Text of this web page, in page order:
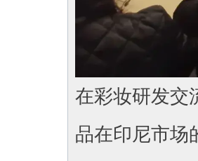
在彩妆研发交
品在印尼市场